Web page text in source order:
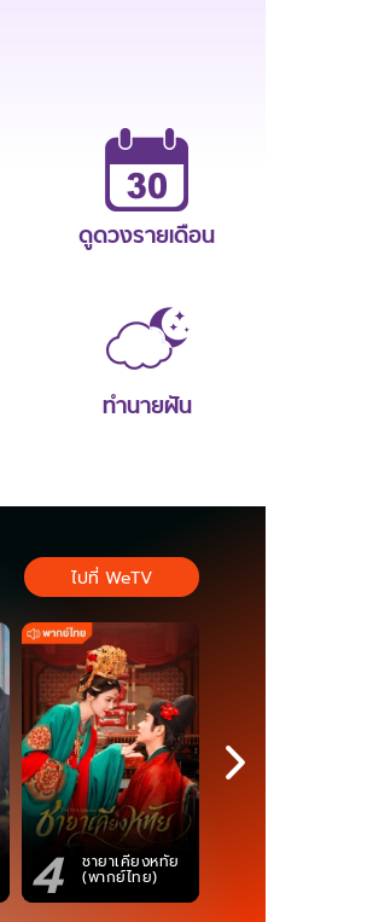
ดูดวงรายเดือน
ทำนายฝัน
4 ชายาเคียงหทัย
(พากย์ไทย) 5
ไปที่ WeTV